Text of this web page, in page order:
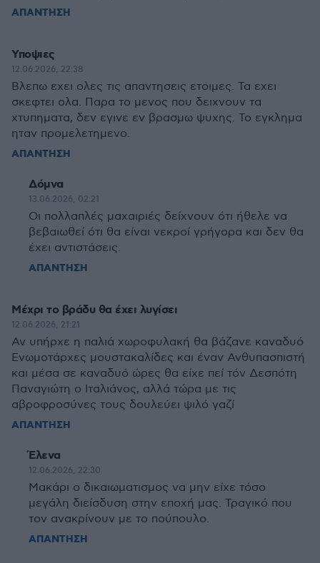
ΑΠΑΝΤΗΣΗ
Υποψιες
12.06.2026, 22:38
Βλεπω εχει ολες τις απαντησεις ετοιμες. Τα εχει
σκεφτει ολα. Παρα το μενος που δειχνουν τα
χτυπηματα, δεν εγινε εν βρασμω ψυχης. Το εγκλημα
ηταν προμελετημενο.
ΑΠΑΝΤΗΣΗ
Δόμνα
13.06.2026, 02:21
Οι πολλαπλές μαχαιριές δείχνουν ότι ήθελε να
βεβαιωθεί ότι θα είναι νεκροί γρήγορα και δεν θα
έχει αντιστάσεις.
ΑΠΑΝΤΗΣΗ
Μέχρι το βράδυ θα έχει λυγίσει
12.06.2026, 21:21
Αν υπήρχε η παλιά χωροφυλακή θα βάζανε καναδυό
Ενωμοτάρχες μουστακαλίδες και έναν Ανθυπασπιστή
και μέσα σε καναδυό ώρες θα είχε πεί τόν Δεσπότη
Παναγιώτη ο Ιταλιάνος, αλλά τώρα με τις
αβροφροσύνες τους δουλεύει ψιλό γαζί
ΑΠΑΝΤΗΣΗ
Έλενα
12.06.2026, 22:30
Μακάρι ο δικαιωματισμος να μην είχε τόσο
μεγάλη διείσδυση στην εποχή μας. Τραγικό που
τον ανακρίνουν με το πούπουλο.
ΑΠΑΝΤΗΣΗ